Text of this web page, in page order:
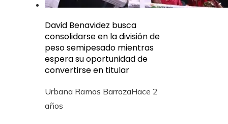
David Benavidez busca
consolidarse en la división de
peso semipesado mientras
espera su oportunidad de
convertirse en titular
Urbana Ramos BarrazaHace 2
años